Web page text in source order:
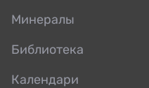
Минералы
Библиотека
Календари